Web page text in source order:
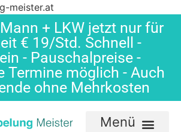
meister.at
+ LKW jetzt nur für
€ 19/Std. Schnell -
- Pauschalpreise -
Termine möglich - Auch
ohne Mehrkosten